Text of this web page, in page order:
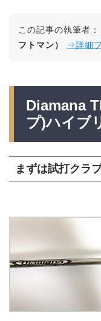
この記事の執筆者：
フトマン）
⇒詳細
Diamana
プ)ハイブ
まずは試打クラ